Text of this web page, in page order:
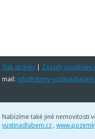
Tisk stránky | Zásady používání
mail: info@domy-
Nabízíme také jiné nemovitosti
vustinadlabem.cz ,